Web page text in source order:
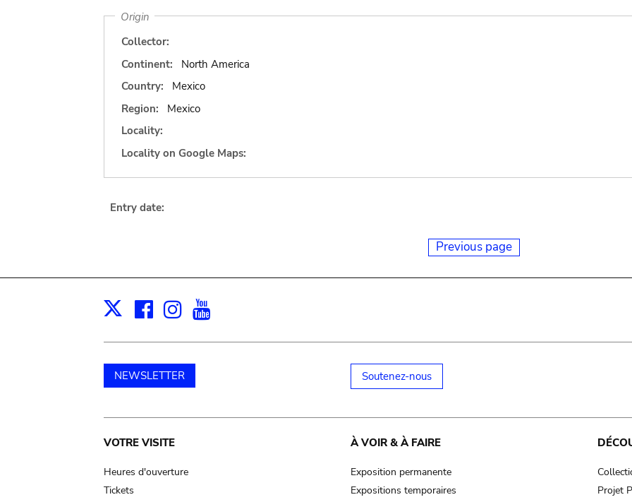
Origin
Collector:
Continent:
North America
Country:
Mexico
Region:
Mexico
Locality:
Locality on Google Maps:
Entry date:
Previous page
X Facebook
Instagram
NEWSLETTER Soutenez-nous
Main
navigation
VOTRE VISITE
Heures d'ouverture
Tickets
À VOIR & À FAIRE
Exposition permanente
Expositions temporaires
Projet